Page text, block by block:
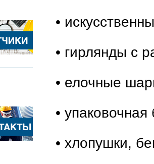
•
• гирлянды с
• елочные
•
• хлопушки,